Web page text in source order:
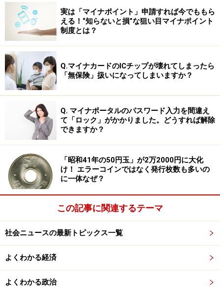
※記事内容は執筆時点のものです。最新の内容をご確認くださ
い。
1/2 次のページへ
実は「マイナポイント」申請すれば今でももら
える！“知らないと損”な狙い目マイナポイント
制度とは？
Q.マイナカードのICチップが壊れてしまったら
「無保険」扱いになってしまいますか？
Q. マイナポータルのパスワード入力を間違え
て「ロック」がかかりました。どうすれば解除
できますか？
「昭和41年の50円玉」が2万2000円に大化
け！ エラーコインではなく発行枚数も多いの
に一体なぜ？
この記事に関連するテーマ
社会ニュースの最新トピックス一覧
よくわかる経済
よくわかる政治